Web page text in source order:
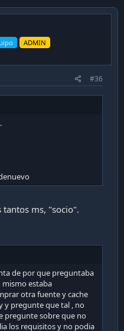
los antecedentes en
referencia.
ADMIN
#36
ms, "socio".
de por que preguntaba
mismo estaba
otra fuente y cache
y pregunte que tal , no
pregunte sobre que no
los requisitos y no podia